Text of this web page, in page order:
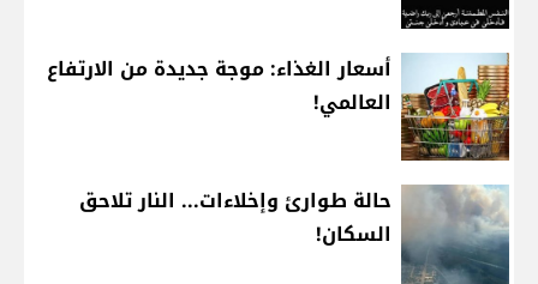
أسعار الغذاء: موجة جديدة من الارتفاع
العالمي!
حالة طوارئ وإخلاءات... النار تلاحق
السكان!